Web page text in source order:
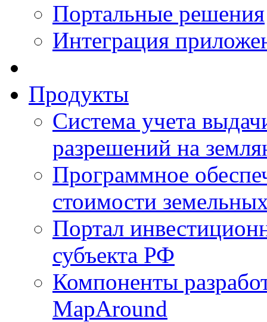
Портальные решения
Интеграция
Продукты
Система учета
разрешений на
Программное
стоимости
Портал
субъекта РФ
Компоненты
MapAround